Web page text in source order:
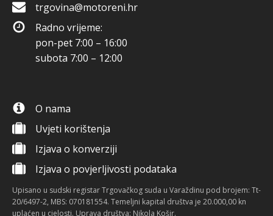
trgovina@motoreni.hr
Radno vrijeme:
pon-pet 7:00 – 16:00
subota 7:00 – 12:00
O nama
Uvjeti korištenja
Izjava o konverziji
Izjava o povjerljivosti podataka
Upisano u sudski registar Trgovačkog suda u Varaždinu pod brojem: Tt-
20/6497-2, MBS: 070181554. Temeljni kapital društva je 20.000,00 kn
uplaćen u cjelosti. Uprava društva: Nikola Košir.